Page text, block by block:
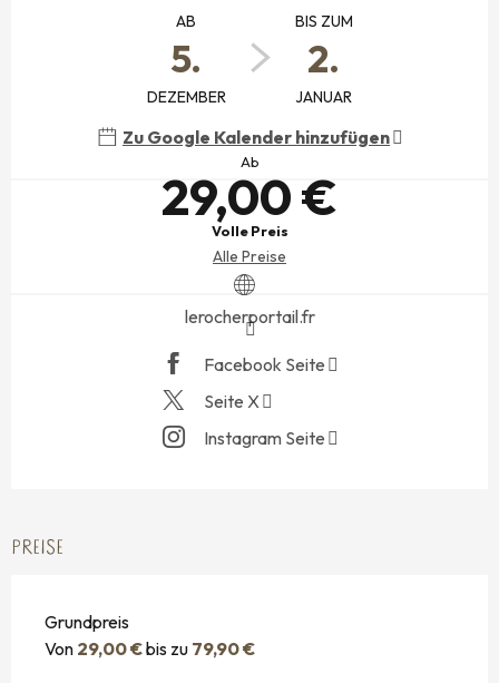
AB
5.
DEZEMBER
BIS ZUM
2.
JANUAR
Zu Google Kalender hinzufügen
Ab
29,00 €
Volle Preis
Alle Preise
lerocherportail.fr
Facebook Seite
Seite X
Instagram Seite
PREISE
Grundpreis
Von 29,00 €bis zu 79,90 €